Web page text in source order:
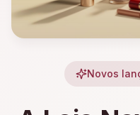
Novos